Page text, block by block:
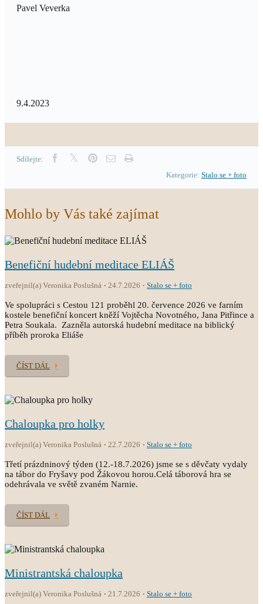
Pavel Veverka
9.4.2023
Sdílejte:
Kategorie: Stalo se + foto
Mohlo by Vás také zajímat
Benefiční hudební meditace ELIÁŠ
zveřejnil(a) Veronika Poslušná 24.7.2026 Stalo se + foto
Ve spolupráci s Cestou 121 proběhl 20. července 2026 ve farním
kostele benefiční koncert kněží Vojtěcha Novotného, Jana Pitřince a
Petra Soukala. Zazněla autorská hudební meditace na biblický
příběh proroka Eliáše
ČÍST DÁL
Chaloupka pro holky
zveřejnil(a) Veronika Poslušná 22.7.2026 Stalo se + foto
Třetí prázdninový týden (12.-18.7.2026) jsme se s děvčaty vydaly
na tábor do Fryšavy pod Žákovou horou.Celá táborová hra se
odehrávala ve světě zvaném Narnie.
ČÍST DÁL
Ministrantská chaloupka
zveřejnil(a) Veronika Poslušná 21.7.2026 Stalo se + foto